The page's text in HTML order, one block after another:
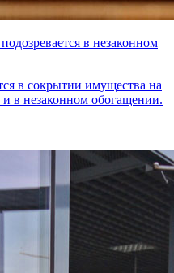
в незаконном
в сокрытии имущества на
в незаконном обогащении.